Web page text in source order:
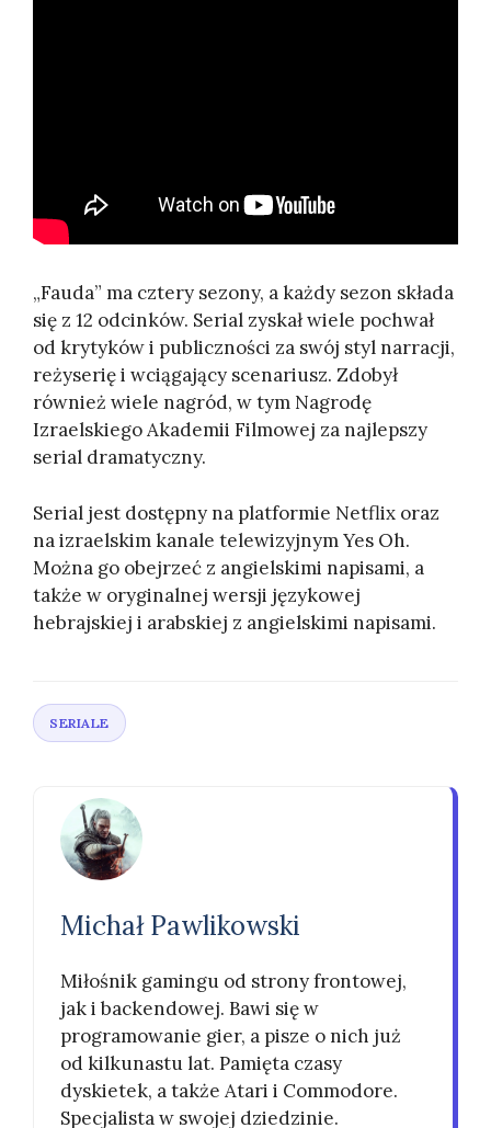
„Fauda” ma cztery sezony, a każdy sezon składa
się z 12 odcinków. Serial zyskał wiele pochwał
od krytyków i publiczności za swój styl narracji,
reżyserię i wciągający scenariusz. Zdobył
również wiele nagród, w tym Nagrodę
Izraelskiego Akademii Filmowej za najlepszy
serial dramatyczny.
Serial jest dostępny na platformie Netflix oraz
na izraelskim kanale telewizyjnym Yes Oh.
Można go obejrzeć z angielskimi napisami, a
także w oryginalnej wersji językowej
hebrajskiej i arabskiej z angielskimi napisami.
Michał Pawlikowski
Miłośnik gamingu od strony frontowej,
jak i backendowej. Bawi się w
programowanie gier, a pisze o nich już
od kilkunastu lat. Pamięta czasy
dyskietek, a także Atari i Commodore.
Specjalista w swojej dziedzinie.